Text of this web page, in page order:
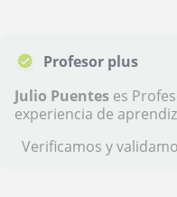
Profesor plus
Julio Puentes es
experiencia de
Verificamos y